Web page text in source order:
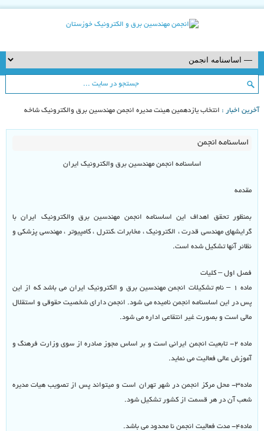
اخبار : اطلاعیه انتخابات هیئت مدیره انجمن مهندسین برق وا |
اساسنامه انجمن
اساسنامه انجمن مهندسین برق والکترونیک ایران
مقدمه
بمنظور تحقق اهداف این اساسنامه انجمن مهندسین برق والکترونیک ایران با
گرایشهای مهندسی قدرت ، الکترونیک ، مخابرات ،کنترل ، کامپیوتر ، مهندسی پزشکی و
نظائر آنها تشکیل شده است.
فصل اول – کلیات
ماده ۱ – نام تشکیلات انجمن مهندسین برق و الکترونیک ایران می باشد که از این
پس در این اساسنامه انجمن نامیده می شود. انجمن دارای شخصیت حقوقی و استقلال
مالی است و بصورت غیر انتقاعی اداره می شود.
ماده ۲- تابعیت انجمن ایرانی است و بر اساس مجوز صادره از سوی وزارت فرهنگ و
آموزش عالی فعالیت می نماید.
ماده۳- محل مرکز انجمن در شهر تهران است و میتواند پس از تصویب هیات مدیره
شعب آن در هر قسمت از کشور تشکیل شود.
ماده۴- مدت فعالیت انجمن نا محدود می باشد.